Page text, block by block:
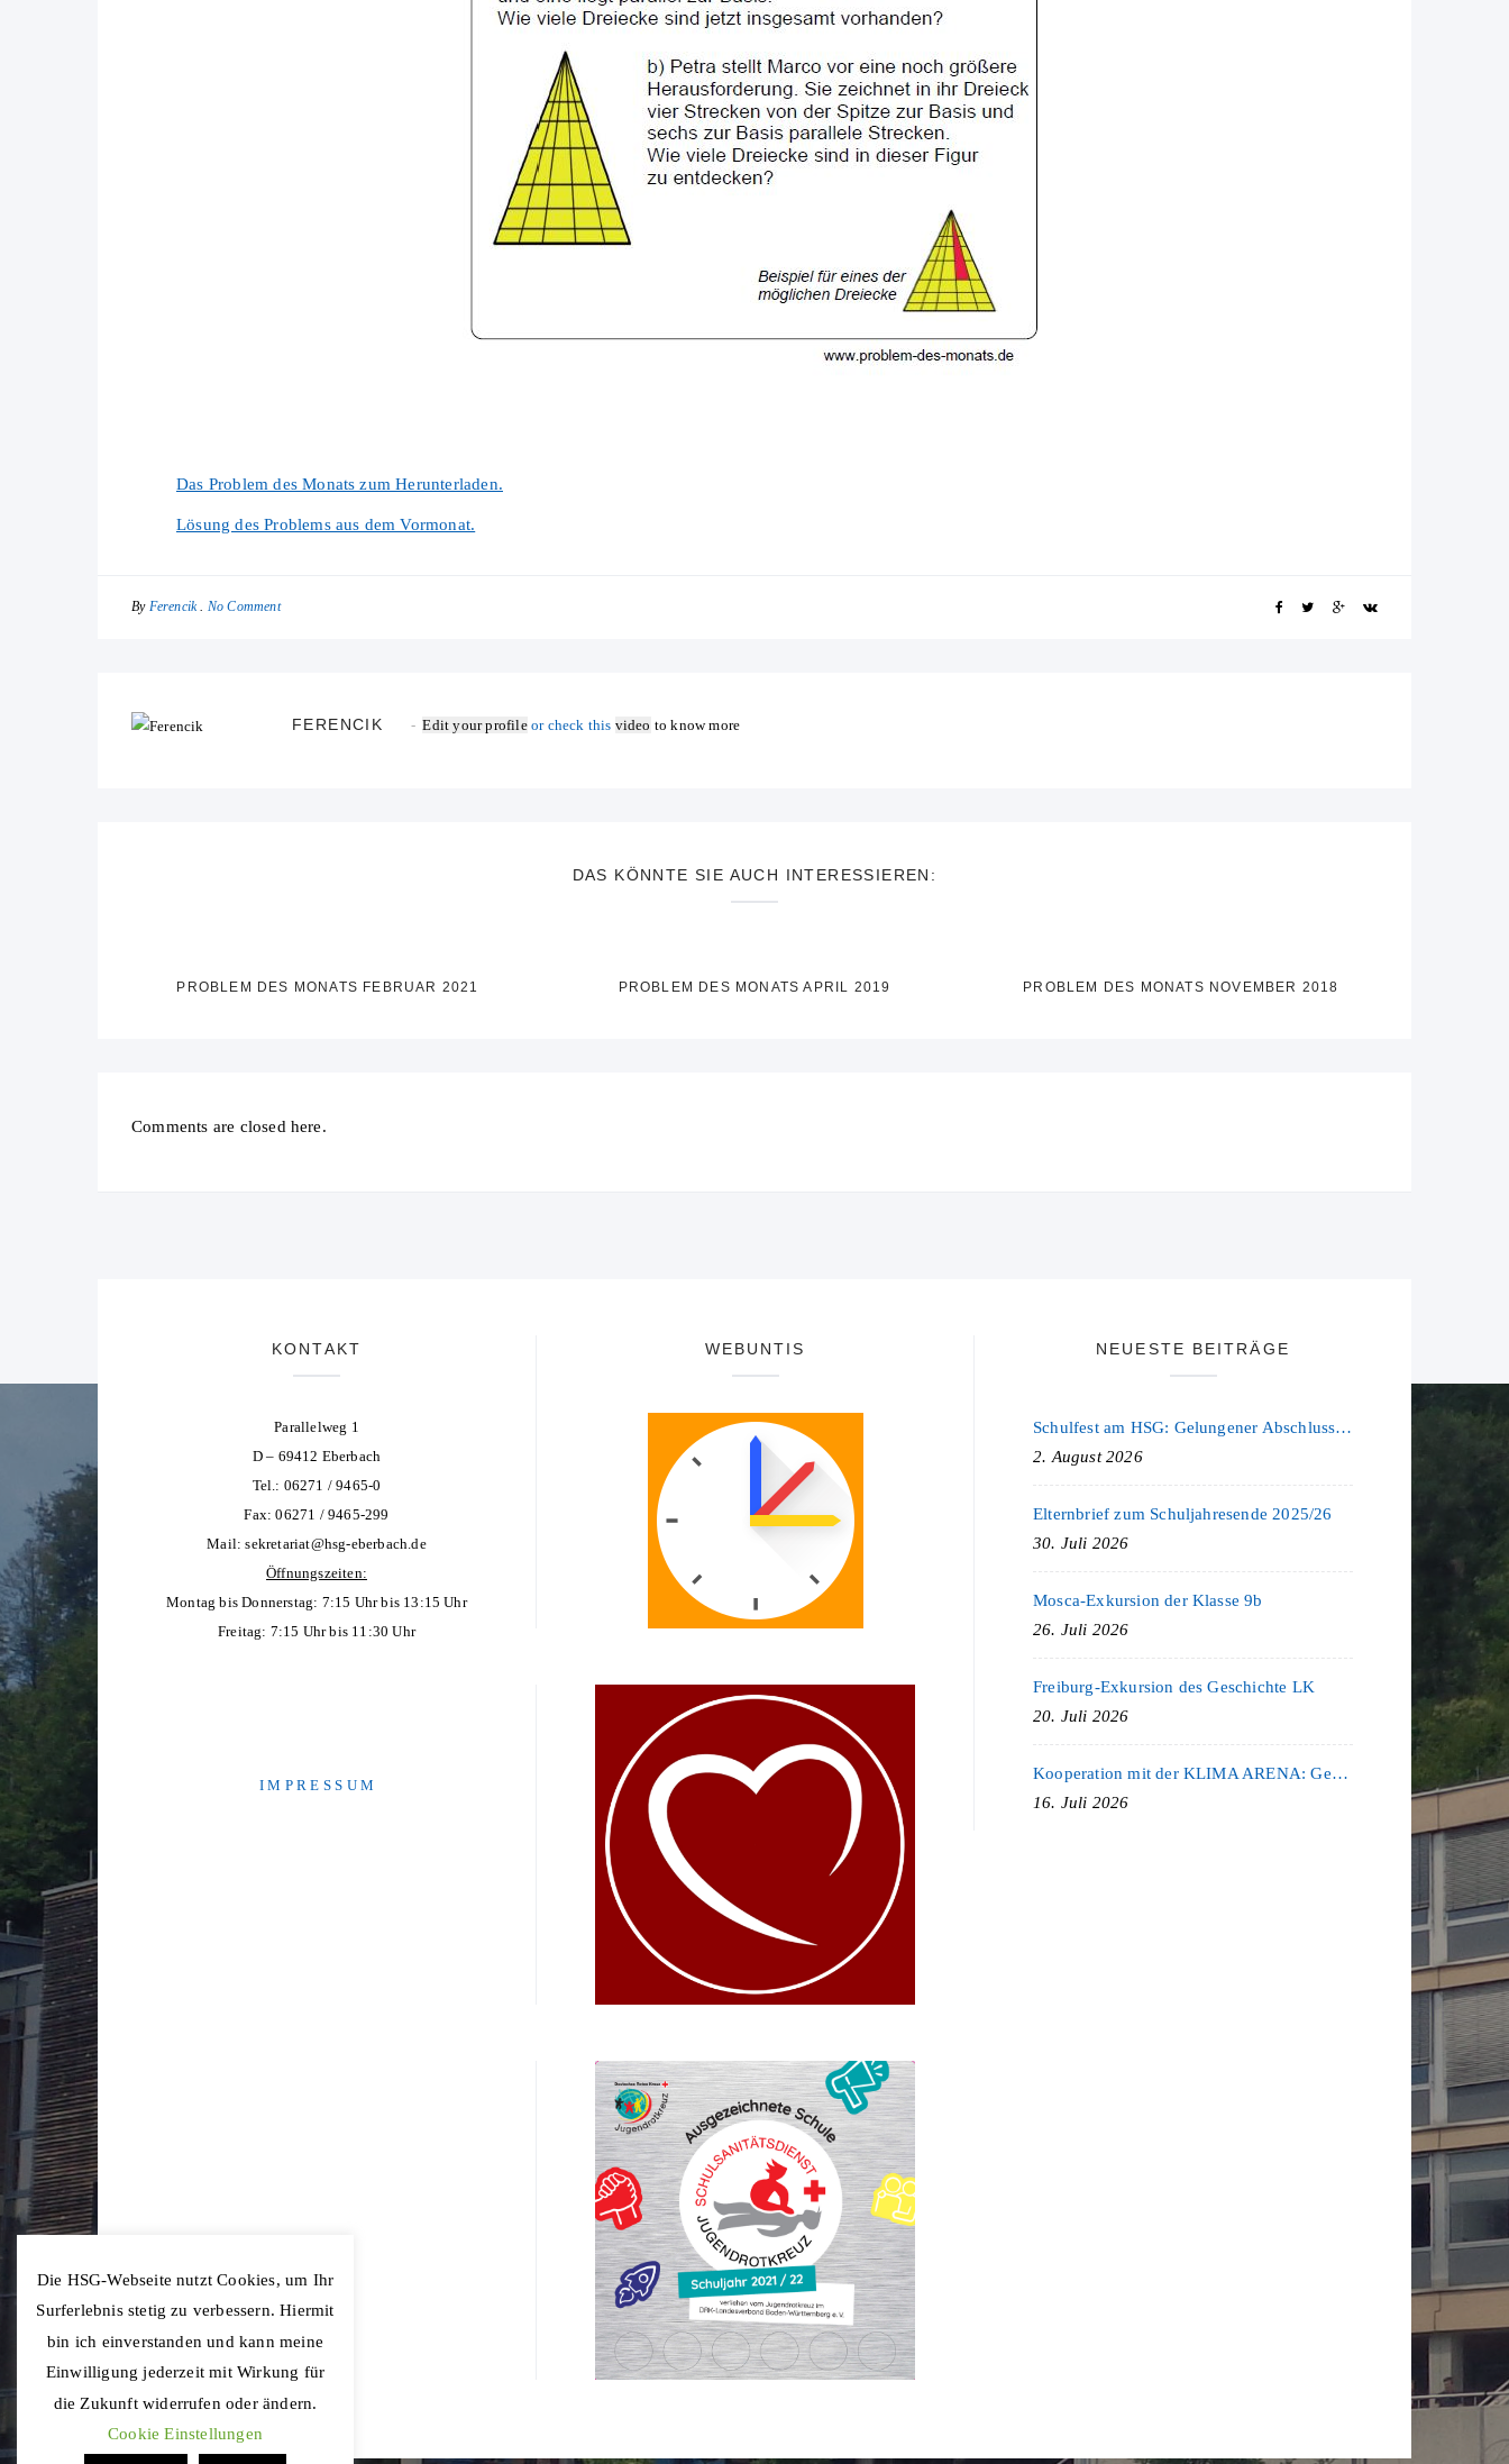
Das Problem des Monats zum Herunterladen.
Lösung des Problems aus dem Vormonat.
By Ferencik No Comment
FERENCIK Edit your profileor check this video to know more
DAS KÖNNTE SIE AUCH INTERESSIEREN:
PROBLEM DES MONATS FEBRUAR 2021 PROBLEM DES MONATS APRIL 2019 PROBLEM DES MONATS NOVEMBER 2018
Comments are closed here.
KONTAKT
Parallelweg 1
D – 69412 Eberbach
Tel.: 06271 / 9465-0
Fax: 06271 / 9465-299
Mail:sekretariat@hsg-eberbach.de
Öffnungszeiten:
Montag bis Donnerstag: 7:15 Uhr bis 13:15 Uhr
Freitag: 7:15 Uhr bis 11:30 Uhr
I M P R E S S U M
WEBUNTIS NEUESTE BEITRÄGE
Schulfest am HSG: Gelungener Abschluss eines ereignisreichen Schuljahres
2. August 2026
Elternbrief zum Schuljahresende 2025/26
30. Juli 2026
Mosca-Exkursion der Klasse 9b
26. Juli 2026
Freiburg-Exkursion des Geschichte LK
20. Juli 2026
Kooperation mit der KLIMA ARENA: Gemeinsam für Nachhaltigkeit und Klimaschutz
16. Juli 2026
Die HSG-Webseite nutzt Cookies, um Ihr
Surferlebnis stetig zu verbessern. Hiermit
bin ich einverstanden und kann meine
Einwilligung jederzeit mit Wirkung für
die Zukunft widerrufen oder ändern.
Cookie Einstellungen